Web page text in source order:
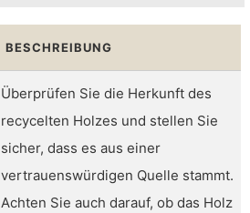
BESCHREIBUNG
Überprüfen Sie die Herkunft des
recycelten Holzes und stellen Sie
sicher, dass es aus einer
vertrauenswürdigen Quelle stammt.
Achten Sie auch darauf, ob das Holz